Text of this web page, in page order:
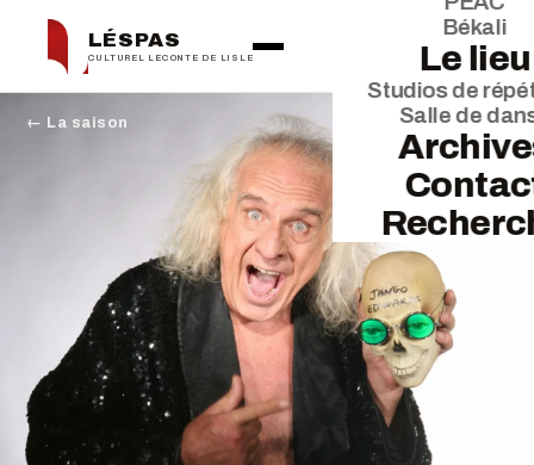
LÉSPAS
CULTUREL LECONTE DE LISLE
Békali
Le lieu
Studios de
Salle de
← La saison